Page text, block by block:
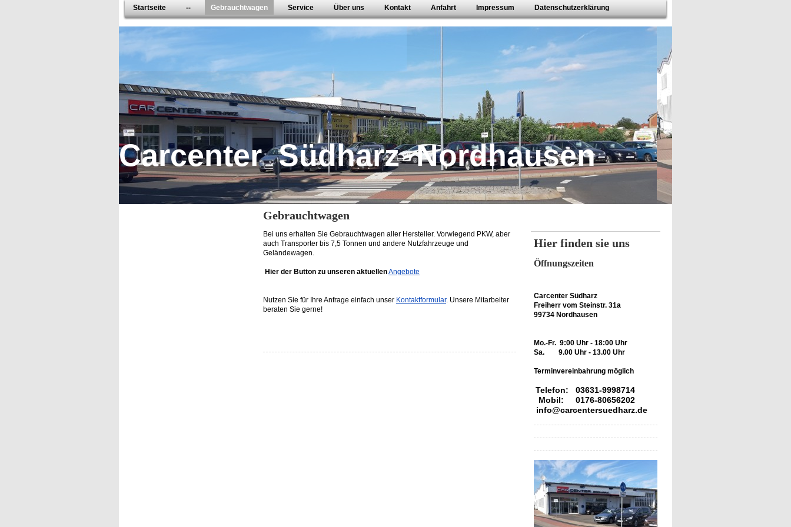
Startseite -- Gebrauchtwagen Service Über uns Kontakt Anfahrt Impressum Datenschutzerklärung
Carcenter Südharz Nordhausen
Gebrauchtwagen
Bei uns erhalten Sie Gebrauchtwagen aller Hersteller. Vorwiegend PKW, aber
auch Transporter bis 7,5 Tonnen und andere Nutzfahrzeuge und
Geländewagen.
Hier der Button zu unseren aktuellenAngebote
Nutzen Sie für Ihre Anfrage einfach unser Kontaktformular. Unsere Mitarbeiter
beraten Sie gerne!
Hier finden sie uns
Öffnungszeiten
Carcenter Südharz
Freiherr vom Steinstr. 31a
99734 Nordhausen
Mo.-Fr. 9:00 Uhr - 18:00 Uhr
Sa. 9.00 Uhr - 13.00 Uhr
Terminvereinbahrung möglich
Telefon: 03631-9998714
Mobil: 0176-80656202
info@carcentersuedharz.de